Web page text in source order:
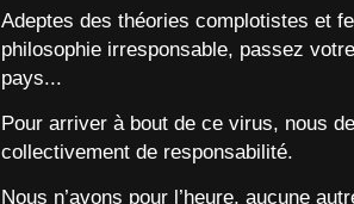
Adeptes des théories complotistes et
philosophie irresponsable, passez
pays...
Pour arriver à bout de ce virus, nous
collectivement de responsabilité.
Nous n’avons pour l’heure, aucune